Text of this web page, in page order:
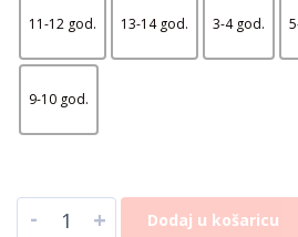
11-12 god. 13-14 god. 3-4 god.
9-10 god.
- + Dodaj u košaricu